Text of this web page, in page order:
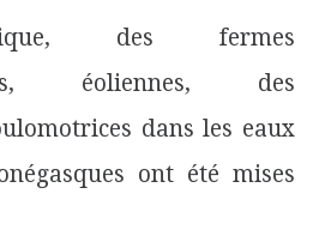
des fermes
éoliennes, des
dans les eaux
ont été mises